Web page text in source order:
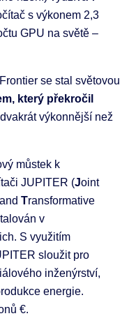
s výkonem 2,3
GPU na světě –
se stal světovou
který překročil
výkonnější než
můstek k
JUPITER (Joint
Transformative
v
S využitím
sloužit pro
inženýrství,
energie.
€.